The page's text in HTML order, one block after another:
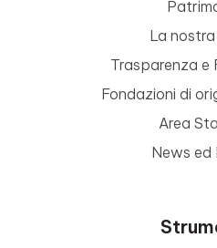
La
Trasparenza e
Fondazioni di
Area
News ed